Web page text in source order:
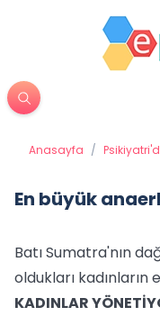
Anasayfa /
En büyük
Batı Sumatra'nın
oldukları
KADINLAR